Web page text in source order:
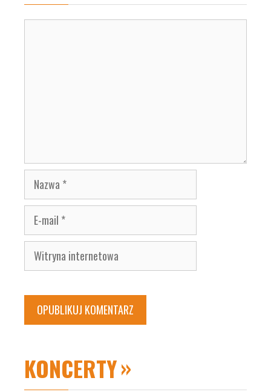
Nazwa
E-
mail
Witryna
internetowa
KONCERTY